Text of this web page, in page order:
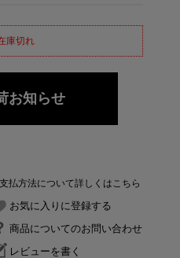
庫切れ
お知らせ
払方法について詳しくはこちら
お気に入りに登録する
商品についてのお問い合わせ
レビューを書く